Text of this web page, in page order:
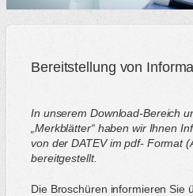
Bereitstellung von
In unserem Download-Bereich
„Merkblätter“ haben wir Ihnen
von der DATEV im pdf- Format
bereitgestellt.
Die Broschüren informieren Sie